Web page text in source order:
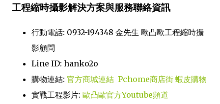
工程縮時攝影解決方案與服務聯絡資訊
行動電話: 0932-194348 金先生 歐凸歐工程縮時攝
影顧問
Line ID: hanko2o
購物連結: 官方商城連結 Pchome商店街 蝦皮購物
實戰工程影片: 歐凸歐官方Youtube頻道